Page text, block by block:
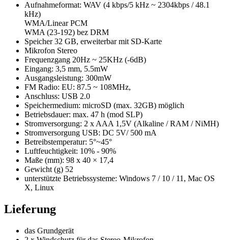
Aufnahmeformat: WAV (4 kbps/5 kHz ~ 2304kbps / 48.1
kHz)
WMA/Linear PCM
WMA (23-192) bez DRM
Speicher 32 GB, erweiterbar mit SD-Karte
Mikrofon Stereo
Frequenzgang 20Hz ~ 25KHz (-6dB)
Eingang: 3,5 mm, 5.5mW
Ausgangsleistung: 300mW
FM Radio: EU: 87.5 ~ 108MHz,
Anschluss: USB 2.0
Speichermedium: microSD (max. 32GB) möglich
Betriebsdauer: max. 47 h (mod SLP)
Stromversorgung: 2 x AAA 1,5V (Alkaline / RAM / NiMH)
Stromversorgung USB: DC 5V/ 500 mA
Betreibstemperatur: 5°~45°
Luftfeuchtigkeit: 10% - 90%
Maße (mm): 98 x 40 × 17,4
Gewicht (g) 52
unterstützte Betriebssysteme: Windows 7 / 10 / 11, Mac OS
X, Linux
Lieferung
das Grundgerät